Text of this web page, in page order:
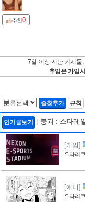
추천0
7일 이상 지난 게시물,
츄잉은 가입
즐찾추가 규칙
인기글보기 [ 붕괴 : 스타레
[게임]
개 [42]
유라리
[애니]
애니
유라리